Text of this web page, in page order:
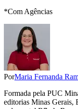
*Com Agências
PorMaria Fernanda
Formada pela PUC
editorias Minas Gerais,